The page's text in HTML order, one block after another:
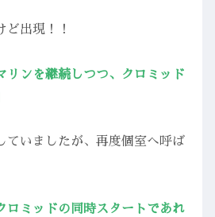
ど出現！！
リンを継続しつつ、クロミッド
ていましたが、再度個室へ呼ば
ロミッドの同時スタートであれ